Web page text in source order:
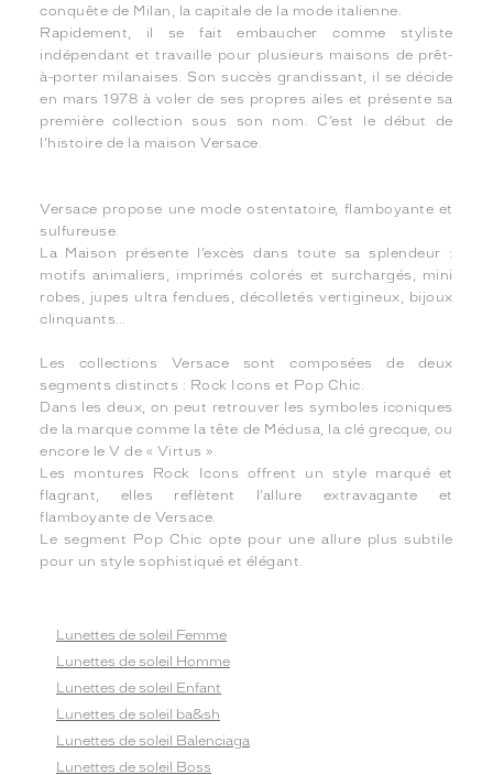
conquête de Milan, la capitale de la mode italienne.
Rapidement, il se fait embaucher comme styliste
indépendant et travaille pour plusieurs maisons de prêt-
à-porter milanaises. Son succès grandissant, il se décide
en mars 1978 à voler de ses propres ailes et présente sa
première collection sous son nom. C’est le début de
l’histoire de la maison Versace.
Versace propose une mode ostentatoire, flamboyante et
sulfureuse.
La Maison présente l’excès dans toute sa splendeur :
motifs animaliers, imprimés colorés et surchargés, mini
robes, jupes ultra fendues, décolletés vertigineux, bijoux
clinquants…
Les collections Versace sont composées de deux
segments distincts : Rock Icons et Pop Chic.
Dans les deux, on peut retrouver les symboles iconiques
de la marque comme la tête de Médusa, la clé grecque, ou
encore le V de « Virtus ».
Les montures Rock Icons offrent un style marqué et
flagrant, elles reflètent l’allure extravagante et
flamboyante de Versace.
Le segment Pop Chic opte pour une allure plus subtile
pour un style sophistiqué et élégant.
Lunettes de soleil Femme
Lunettes de soleil Homme
Lunettes de soleil Enfant
Lunettes de soleil ba&sh
Lunettes de soleil Balenciaga
Lunettes de soleil Boss